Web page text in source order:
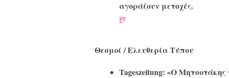
αγοράζουν μετοχές.
gr
Θεσμοί / Ελευθερία Τύπου
Tageszeitung: «Ο